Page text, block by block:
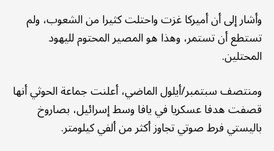
وأشار إلى أن أميركا غزت واحتلت كثيرا من الشعوب، ولم
تستطع أن تستمر، وهذا هو المصير المحتوم لليهود
المحتلين.
ومنتصف سبتمبر/أيلول الماضي، أعلنت جماعة الحوثي أنها
قصفت هدفا عسكريا في يافا وسط إسرائيل، بصاروخ
باليستي فرط صوتي تجاوز أكثر من ألفي كيلومتر.